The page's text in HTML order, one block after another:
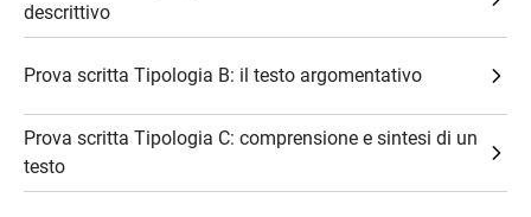
descrittivo
Prova scritta Tipologia B: il testo argomentativo
Prova scritta Tipologia C: comprensione e sintesi di un
testo